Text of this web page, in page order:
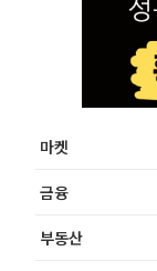
마켓
금융
부동산